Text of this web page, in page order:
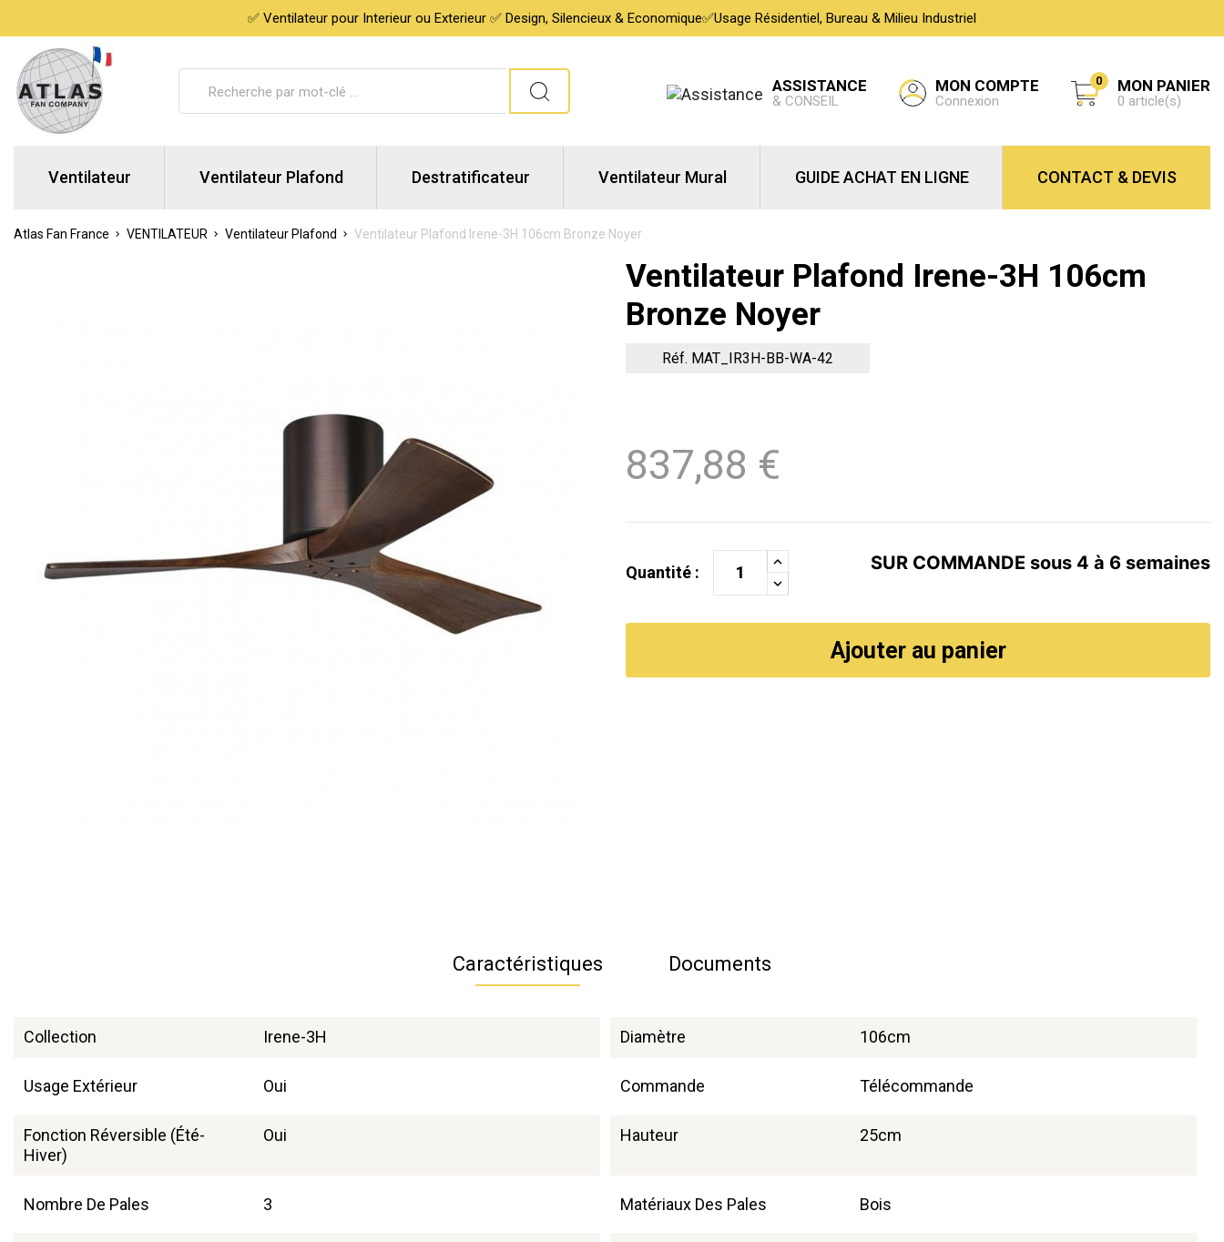
✅ Ventilateur pour Interieur ou Exterieur ✅ Design, Silencieux & Economique✅Usage Résidentiel, Bureau & Milieu Industriel
ASSISTANCE
& CONSEIL
MON COMPTE
Connexion
0 MON PANIER
0 article(s)
Ventilateur Ventilateur Plafond Destratificateur Ventilateur Mural GUIDE ACHAT EN LIGNE CONTACT & DEVIS
Atlas Fan France VENTILATEUR Ventilateur Plafond Ventilateur Plafond Irene-3H 106cm Bronze Noyer
Ventilateur Plafond Irene-3H 106cm
Bronze Noyer
Réf. MAT_IR3H-BB-WA-42
837,88 €
Quantité : SUR COMMANDE sous 4 à 6 semaines
Ajouter au panier
Caractéristiques
Collection Irene-3H Diamètre 106cm
Usage Extérieur Oui Commande Télécommande
Fonction Réversible (été-
Hiver)
Oui Hauteur 25cm
Nombre De Pales 3 Matériaux Des Pales Bois
Documents